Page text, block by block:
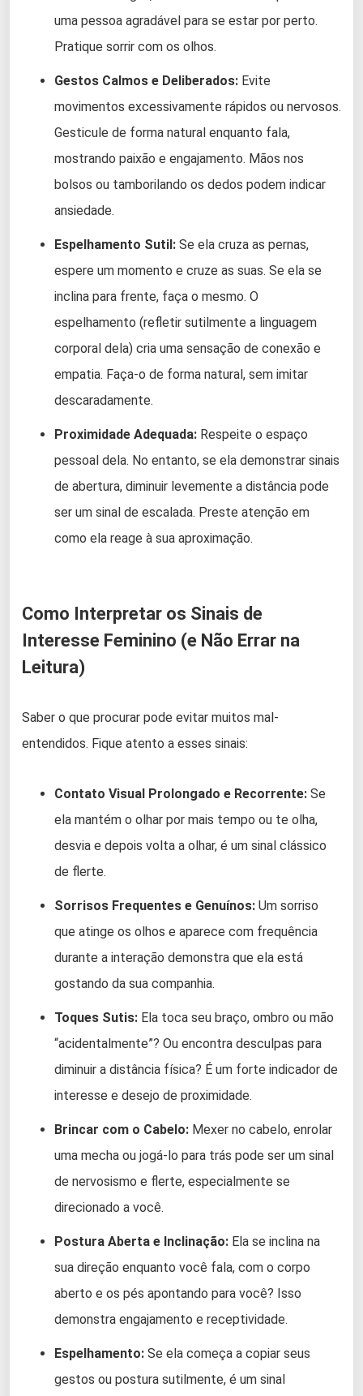
uma pessoa agradável para se estar por perto.
Pratique sorrir com os olhos.
Gestos Calmos e Deliberados: Evite
movimentos excessivamente rápidos ou nervosos.
Gesticule de forma natural enquanto fala,
mostrando paixão e engajamento. Mãos nos
bolsos ou tamborilando os dedos podem indicar
ansiedade.
Espelhamento Sutil: Se ela cruza as pernas,
espere um momento e cruze as suas. Se ela se
inclina para frente, faça o mesmo. O
espelhamento (refletir sutilmente a linguagem
corporal dela) cria uma sensação de conexão e
empatia. Faça-o de forma natural, sem imitar
descaradamente.
Proximidade Adequada: Respeite o espaço
pessoal dela. No entanto, se ela demonstrar sinais
de abertura, diminuir levemente a distância pode
ser um sinal de escalada. Preste atenção em
como ela reage à sua aproximação.
Como Interpretar os Sinais de
Interesse Feminino (e Não Errar na
Leitura)
Saber o que procurar pode evitar muitos mal-
entendidos. Fique atento a esses sinais:
Contato Visual Prolongado e Recorrente: Se
ela mantém o olhar por mais tempo ou te olha,
desvia e depois volta a olhar, é um sinal clássico
de flerte.
Sorrisos Frequentes e Genuínos: Um sorriso
que atinge os olhos e aparece com frequência
durante a interação demonstra que ela está
gostando da sua companhia.
Toques Sutis: Ela toca seu braço, ombro ou mão
“acidentalmente”? Ou encontra desculpas para
diminuir a distância física? É um forte indicador de
interesse e desejo de proximidade.
Brincar com o Cabelo: Mexer no cabelo, enrolar
uma mecha ou jogá-lo para trás pode ser um sinal
de nervosismo e flerte, especialmente se
direcionado a você.
Postura Aberta e Inclinação: Ela se inclina na
sua direção enquanto você fala, com o corpo
aberto e os pés apontando para você? Isso
demonstra engajamento e receptividade.
Espelhamento: Se ela começa a copiar seus
gestos ou postura sutilmente, é um sinal